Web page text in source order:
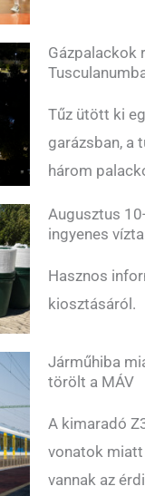
Gázpalackok
Tűz ütött ki
garázsban, a
három
Augusztus
ingyenes
Hasznos
kiosztásáról.
Járműhiba
törölt a MÁV
A kimaradó
vonatok
vannak az